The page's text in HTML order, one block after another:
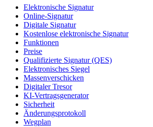
Elektronische Signatur
Online-Signatur
Digitale Signatur
Kostenlose elektronische Signatur
Funktionen
Preise
Qualifizierte Signatur (QES)
Elektronisches Siegel
Massenverschicken
Digitaler Tresor
KI-Vertragsgenerator
Sicherheit
Änderungsprotokoll
Wegplan